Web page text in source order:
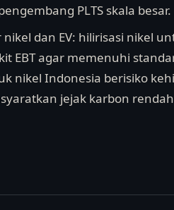
PLTS skala besar.
dan EV: hilirisasi nikel
EBT agar memenuhi
nikel Indonesia berisiko
jejak karbon